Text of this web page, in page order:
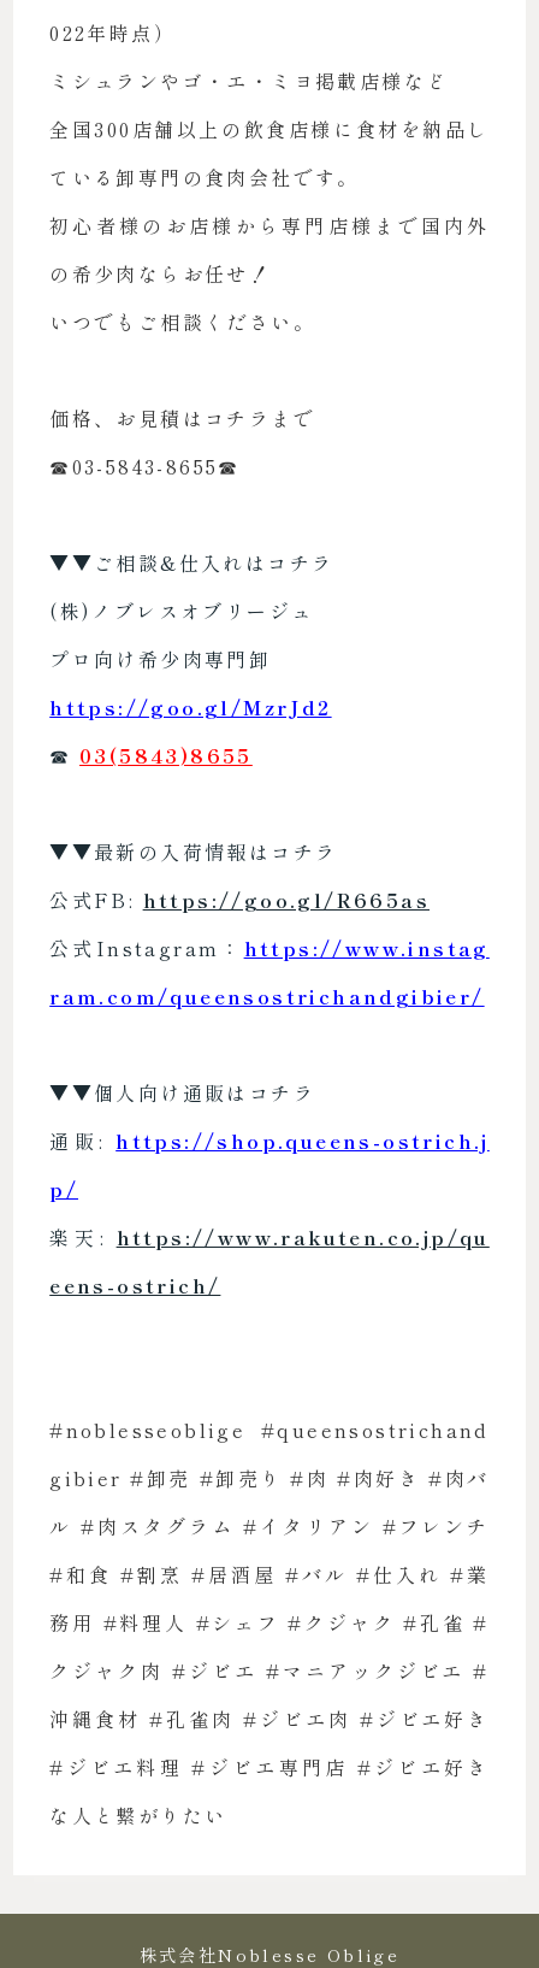
022年時点）
ミシュランやゴ・エ・ミヨ掲載店様など
全国300店舗以上の飲食店様に食材を納品し
ている卸専門の食肉会社です。
初心者様のお店様から専門店様まで国内外
の希少肉ならお任せ！
いつでもご相談ください。
価格、お見積はコチラまで
☎︎03-5843-8655☎︎
▼▼ ご相談&仕入れはコチラ
(株)ノブレスオブリージュ
プロ向け希少肉専門卸
https://goo.gl/MzrJd2
☎︎ 03(5843)8655
▼▼最新の入荷情報はコチラ
公式FB: https://goo.gl/R665as
公式Instagram： https://www.instag
ram.com/queensostrichandgibier/
▼▼個人向け通販はコチラ
通販: https://shop.queens-ostrich.j
p/
楽天: https://www.rakuten.co.jp/qu
eens-ostrich/
#noblesseoblige #queensostrichand
gibier #卸売 #卸売り #肉 #肉好き #肉バ
ル #肉スタグラム #イタリアン #フレンチ
#和食 #割烹 #居酒屋 #バル #仕入れ #業
務用 #料理人 #シェフ #クジャク #孔雀 #
クジャク肉 #ジビエ #マニアックジビエ #
沖縄食材 #孔雀肉 #ジビエ肉 #ジビエ好き
#ジビエ料理 #ジビエ専門店 #ジビエ好き
な人と繋がりたい
株式会社Noblesse Oblige